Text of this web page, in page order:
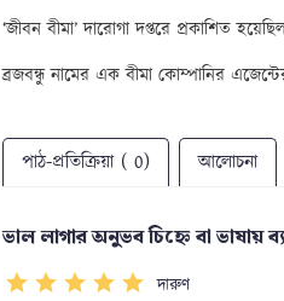
‘জীবন বীমা’ দারোগা দপ্তরে প্রকাশিত
ব্রজবন্ধু নামের এক বীমা কোম্পানির
পাঠ-প্রতিক্রিয়া ( 0) আলোচনা
ভাল লাগার অনুভব চিহ্নে বা ভাষায়
দারুণ